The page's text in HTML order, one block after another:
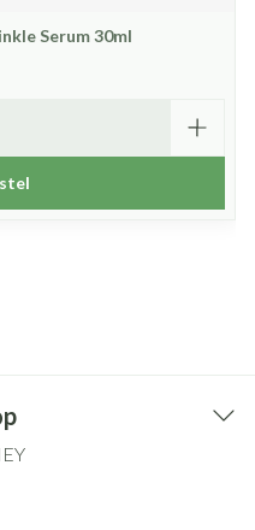
Serum 30ml